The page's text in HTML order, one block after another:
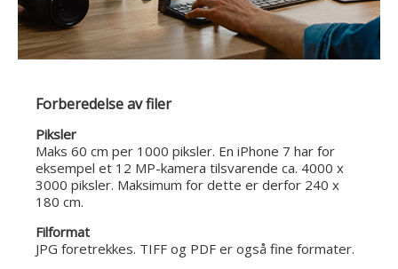
Forberedelse av filer
Piksler
Maks 60 cm per 1000 piksler. En iPhone 7 har for
eksempel et 12 MP-kamera tilsvarende ca. 4000 x
3000 piksler. Maksimum for dette er derfor 240 x
180 cm.
Filformat
JPG foretrekkes. TIFF og PDF er også fine formater.